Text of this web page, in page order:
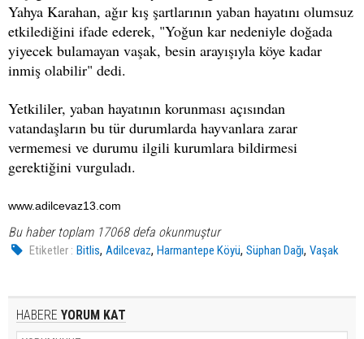
Yahya Karahan, ağır kış şartlarının yaban hayatını olumsuz
etkilediğini ifade ederek, "Yoğun kar nedeniyle doğada
yiyecek bulamayan vaşak, besin arayışıyla köye kadar
inmiş olabilir" dedi.
Yetkililer, yaban hayatının korunması açısından
vatandaşların bu tür durumlarda hayvanlara zarar
vermemesi ve durumu ilgili kurumlara bildirmesi
gerektiğini vurguladı.
www.adilcevaz13.com
Bu haber toplam 17068 defa okunmuştur
Etiketler : Bitlis,Adilcevaz,Harmantepe Köyü,Süphan Dağı,Vaşak
HABERE YORUM KAT